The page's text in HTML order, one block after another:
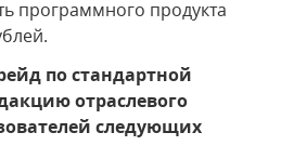
программного продукта
по стандартной
отраслевого
следующих